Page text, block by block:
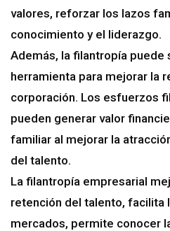
valores, reforzar los lazos
conocimiento y el liderazgo.
Además, la filantropía puede
herramienta para mejorar la
corporación. Los esfuerzos
pueden generar valor
familiar al mejorar la
del talento.
La filantropía empresarial
retención del talento, facilita
mercados, permite conocer